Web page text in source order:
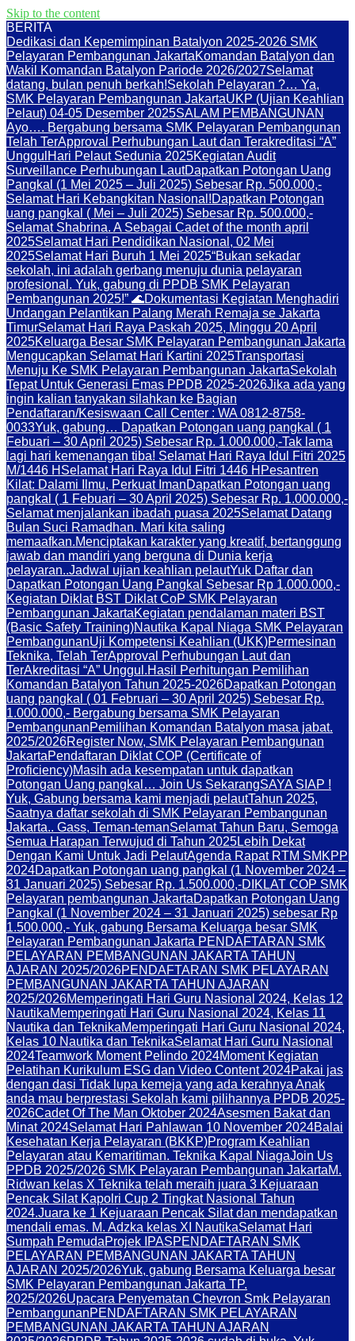
Skip to the content
BERITA
Dedikasi dan Kepemimpinan Batalyon 2025-2026 SMK
Pelayaran Pembangunan JakartaKomandan Batalyon dan
Wakil Komandan Batalyon Pariode 2026/2027Selamat
datang, bulan penuh berkah!Sekolah Pelayaran ?… Ya,
SMK Pelayaran Pembangunan JakartaUKP (Ujian Keahlian
Pelaut) 04-05 Desember 2025SALAM PEMBANGUNAN
Ayo…. Bergabung bersama SMK Pelayaran Pembangunan
Telah TerApproval Perhubungan Laut dan Terakreditasi “A”
Unggul Hari Pelaut Sedunia 2025Kegiatan Audit
Surveillance Perhubungan LautDapatkan Potongan Uang
Pangkal (1 Mei 2025 – Juli 2025) Sebesar Rp. 500.000,-
Selamat Hari Kebangkitan Nasional!Dapatkan Potongan
uang pangkal ( Mei – Juli 2025) Sebesar Rp. 500.000,-
Selamat Shabrina. A Sebagai Cadet of the month april
2025Selamat Hari Pendidikan Nasional, 02 Mei
2025Selamat Hari Buruh 1 Mei 2025“Bukan sekadar
sekolah, ini adalah gerbang menuju dunia pelayaran
profesional. Yuk, gabung di PPDB SMK Pelayaran
Pembangunan 2025!” 🌊Dokumentasi Kegiatan Menghadiri
Undangan Pelantikan Palang Merah Remaja se Jakarta
TimurSelamat Hari Raya Paskah 2025, Minggu 20 April
2025Keluarga Besar SMK Pelayaran Pembangunan Jakarta
Mengucapkan Selamat Hari Kartini 2025Transportasi
Menuju Ke SMK Pelayaran Pembangunan JakartaSekolah
Tepat Untuk Generasi Emas PPDB 2025-2026Jika ada yang
ingin kalian tanyakan silahkan ke Bagian
Pendaftaran/Kesiswaan Call Center : WA 0812-8758-
0033Yuk, gabung… Dapatkan Potongan uang pangkal ( 1
Febuari – 30 April 2025) Sebesar Rp. 1.000.000,-Tak lama
lagi hari kemenangan tiba! Selamat Hari Raya Idul Fitri 2025
M/1446 H Selamat Hari Raya Idul Fitri 1446 H Pesantren
Kilat: Dalami Ilmu, Perkuat ImanDapatkan Potongan uang
pangkal ( 1 Febuari – 30 April 2025) Sebesar Rp. 1.000.000,-
Selamat menjalankan ibadah puasa 2025Selamat Datang
Bulan Suci Ramadhan. Mari kita saling
memaafkan.Menciptakan karakter yang kreatif, bertanggung
jawab dan mandiri yang berguna di Dunia kerja
pelayaran..Jadwal ujian keahlian pelautYuk Daftar dan
Dapatkan Potongan Uang Pangkal Sebesar Rp 1.000.000,-
Kegiatan Diklat BST Diklat CoP SMK Pelayaran
Pembangunan JakartaKegiatan pendalaman materi BST
(Basic Safety Training)Nautika Kapal Niaga SMK Pelayaran
PembangunanUji Kompetensi Keahlian (UKK)Permesinan
Teknika, Telah TerApproval Perhubungan Laut dan
TerAkreditasi “A” Unggul.Hasil Perhitungan Pemilihan
Komandan Batalyon Tahun 2025-2026Dapatkan Potongan
uang pangkal ( 01 Februari – 30 April 2025) Sebesar Rp.
1.000.000,- Bergabung bersama SMK Pelayaran
PembangunanPemilihan Komandan Batalyon masa jabat.
2025/2026Register Now, SMK Pelayaran Pembangunan
JakartaPendaftaran Diklat COP (Certificate of
Proficiency)Masih ada kesempatan untuk dapatkan
Potongan Uang pangkal… Join Us SekarangSAYA SIAP !
Yuk, Gabung bersama kami menjadi pelautTahun 2025,
Saatnya daftar sekolah di SMK Pelayaran Pembangunan
Jakarta.. Gass, Teman-temanSelamat Tahun Baru, Semoga
Semua Harapan Terwujud di Tahun 2025Lebih Dekat
Dengan Kami Untuk Jadi PelautAgenda Rapat RTM SMKPP
2024Dapatkan Potongan uang pangkal (1 November 2024 –
31 Januari 2025) Sebesar Rp. 1.500.000,-DIKLAT COP SMK
Pelayaran pembangunan JakartaDapatkan Potongan Uang
Pangkal (1 November 2024 – 31 Januari 2025) sebesar Rp
1.500.000,- Yuk, gabung Bersama Keluarga besar SMK
Pelayaran Pembangunan Jakarta PENDAFTARAN SMK
PELAYARAN PEMBANGUNAN JAKARTA TAHUN
AJARAN 2025/2026PENDAFTARAN SMK PELAYARAN
PEMBANGUNAN JAKARTA TAHUN AJARAN
2025/2026Memperingati Hari Guru Nasional 2024, Kelas 12
NautikaMemperingati Hari Guru Nasional 2024, Kelas 11
Nautika dan TeknikaMemperingati Hari Guru Nasional 2024,
Kelas 10 Nautika dan TeknikaSelamat Hari Guru Nasional
2024Teamwork Moment Pelindo 2024Moment Kegiatan
Pelatihan Kurikulum ESG dan Video Content 2024Pakai jas
dengan dasi Tidak lupa kemeja yang ada kerahnya Anak
anda mau berprestasi Sekolah kami pilihannya PPDB 2025-
2026Cadet Of The Man Oktober 2024Asesmen Bakat dan
Minat 2024Selamat Hari Pahlawan 10 November 2024Balai
Kesehatan Kerja Pelayaran (BKKP)Program Keahlian
Pelayaran atau Kemaritiman. Teknika Kapal NiagaJoin Us
PPDB 2025/2026 SMK Pelayaran Pembangunan JakartaM.
Ridwan kelas X Teknika telah meraih juara 3 Kejuaraan
Pencak Silat Kapolri Cup 2 Tingkat Nasional Tahun
2024.Juara ke 1 Kejuaraan Pencak Silat dan mendapatkan
mendali emas. M. Adzka kelas XI NautikaSelamat Hari
Sumpah PemudaProjek IPASPENDAFTARAN SMK
PELAYARAN PEMBANGUNAN JAKARTA TAHUN
AJARAN 2025/2026Yuk, gabung Bersama Keluarga besar
SMK Pelayaran Pembangunan Jakarta TP.
2025/2026Upacara Penyematan Chevron Smk Pelayaran
PembangunanPENDAFTARAN SMK PELAYARAN
PEMBANGUNAN JAKARTA TAHUN AJARAN